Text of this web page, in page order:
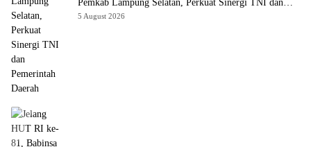
Pemkab Lampung Selatan, Perkuat Sinergi TNI dan
Pemerintah Daerah
5 August 2026